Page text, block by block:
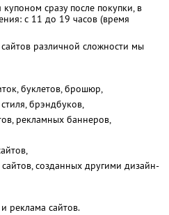
сразу после покупки, в
с 11 до 19 часов (время
различной сложности мы
буклетов, брошюр,
брэндбуков,
рекламных баннеров,
созданных другими дизайн-
реклама сайтов.